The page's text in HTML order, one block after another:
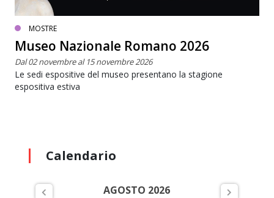
MOSTRE
Museo Nazionale Romano 2026
Dal 02 novembre al 15 novembre 2026
Le sedi espositive del museo presentano la stagione
espositiva estiva
Calendario
AGOSTO 2026